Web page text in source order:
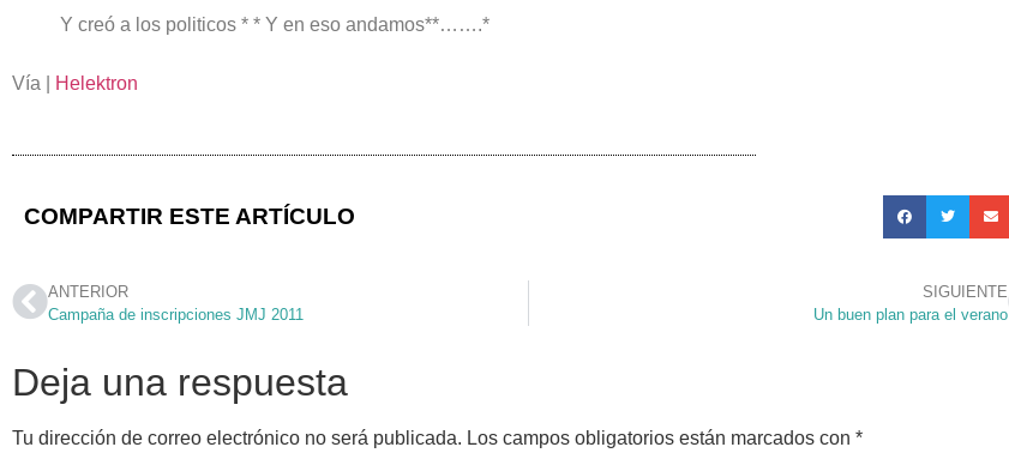
Y creó a los politicos * * Y en eso andamos**…….*
Vía | Helektron
COMPARTIR ESTE ARTÍCULO
ANTERIOR
Campaña de inscripciones JMJ 2011
SIGUIENTE
Un buen plan para el verano
Deja una respuesta
Tu dirección de correo electrónico no será publicada. Los campos obligatorios están marcados con *